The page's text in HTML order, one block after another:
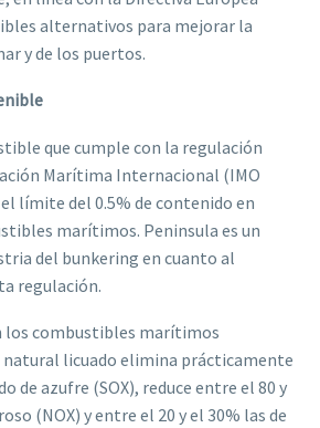
alternativos para mejorar la
y de los puertos.
que cumple con la regulación
Marítima Internacional (IMO
límite del 0.5% de contenido en
marítimos. Peninsula es un
del bunkering en cuanto al
regulación.
los combustibles marítimos
natural licuado elimina prácticamente
de azufre (SOX), reduce entre el 80 y
(NOX) y entre el 20 y el 30% las de